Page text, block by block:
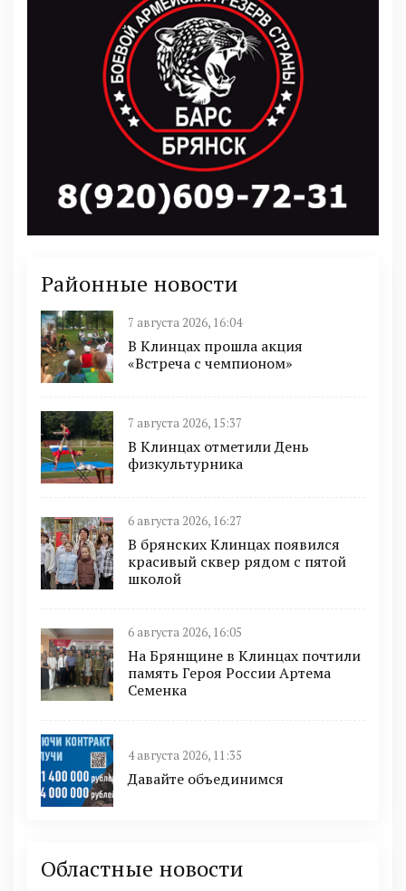
Районные новости
7 августа 2026, 16:04
В Клинцах прошла акция
«Встреча с чемпионом»
7 августа 2026, 15:37
В Клинцах отметили День
физкультурника
6 августа 2026, 16:27
В брянских Клинцах появился
красивый сквер рядом с пятой
школой
6 августа 2026, 16:05
На Брянщине в Клинцах почтили
память Героя России Артема
Семенка
4 августа 2026, 11:35
Давайте объединимся
Областные новости